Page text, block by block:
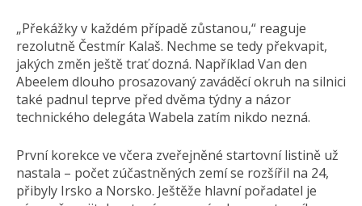
„Překážky v každém případě zůstanou,“ reaguje
rezolutně Čestmír Kalaš. Nechme se tedy překvapit,
jakých změn ještě trať dozná. Například Van den
Abeelem dlouho prosazovaný zaváděcí okruh na silnici
také padnul teprve před dvěma týdny a názor
technického delegáta Wabela zatím nikdo nezná.
První korekce ve včera zveřejněné startovní listině už
nastala – počet zúčastněných zemí se rozšířil na 24,
přibyly Irsko a Norsko. Ještěže hlavní pořadatel je